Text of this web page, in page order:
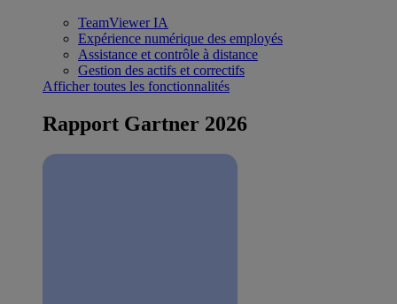
TeamViewer IA
Expérience numérique des employés
Assistance et contrôle à distance
Gestion des actifs et correctifs
Afficher toutes les fonctionnalités
Rapport Gartner 2026